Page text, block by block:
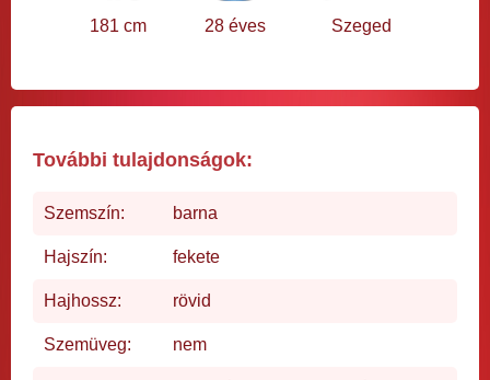
181 cm 28 éves Szeged
További tulajdonságok:
Szemszín: barna
Hajszín: fekete
Hajhossz: rövid
Szemüveg: nem